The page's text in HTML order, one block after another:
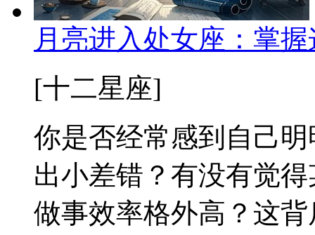
月亮进入处女座：掌
[十二星座]
你是否经常感到自己
出小差错？有没有觉
做事效率格外高？这